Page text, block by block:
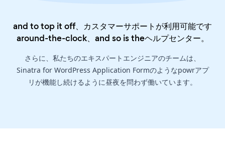
and to top it off、カスタマーサポートが利用可能です
around-the-clock、and so is theヘルプセンター。
さらに、私たちのエキスパートエンジニアのチームは、
Sinatra for WordPress Application Formのようなpowrアプ
リが機能し続けるように昼夜を問わず働いています。